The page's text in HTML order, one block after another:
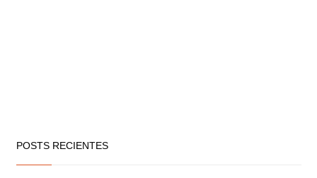
POSTS RECIENTES